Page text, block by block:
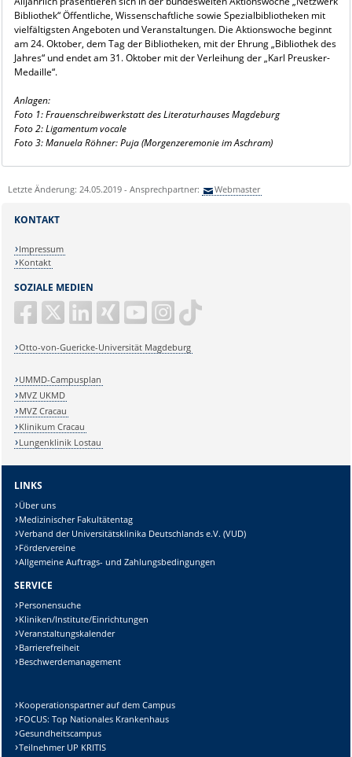
Bibliothek“ Öffentliche, Wissenschaftliche sowie Spezialbibliotheken mit
vielfältigsten Angeboten und Veranstaltungen. Die Aktionswoche beginnt
am 24. Oktober, dem Tag der Bibliotheken, mit der Ehrung „Bibliothek des
Jahres“ und endet am 31. Oktober mit der Verleihung der „Karl Preusker-
Medaille“.
Anlagen:
Foto 1: Frauenschreibwerkstatt des Literaturhauses Magdeburg
Foto 2: Ligamentum vocale
Foto 3: Manuela Röhner: Puja (Morgenzeremonie im Aschram)
Letzte Änderung: 24.05.2019 - Ansprechpartner: Webmaster
SOZIALE MEDIEN
Otto-von-Guericke-Universität Magdeburg
KONTAKT
Impressum
Kontakt
UMMD-Campusplan
MVZ UKMD
MVZ Cracau
Klinikum Cracau
Lungenklinik Lostau
LINKS
Über uns
Medizinischer Fakultätentag
Verband der Universitätsklinika Deutschlands e.V. (VUD)
Fördervereine
Allgemeine Auftrags- und Zahlungsbedingungen
SERVICE
Personensuche
Kliniken/Institute/Einrichtungen
Veranstaltungskalender
Barrierefreiheit
Beschwerdemanagement
Kooperationspartner auf dem Campus
FOCUS: Top Nationales Krankenhaus
Gesundheitscampus
Teilnehmer UP KRITIS